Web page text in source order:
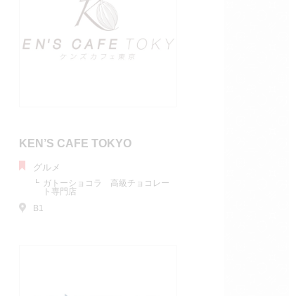
KEN’S CAFE TOKYO
グルメ
ガトーショコラ 高級チョコレー
ト専門店
B1